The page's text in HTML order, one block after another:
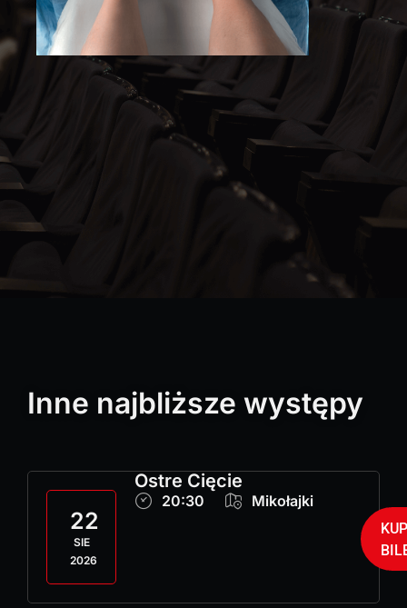
Inne najbliższe występy
22
SIE
2026
Ostre Cięcie
20:30 Mikołajki
KUP